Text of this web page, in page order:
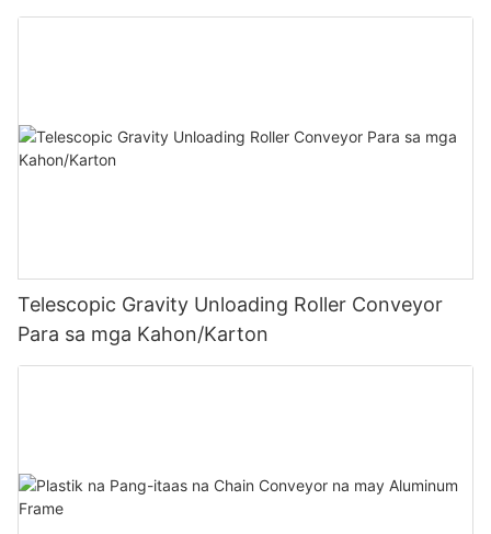
patungo sa bodega
Telescopic Gravity Unloading Roller Conveyor
Para sa mga Kahon/Karton